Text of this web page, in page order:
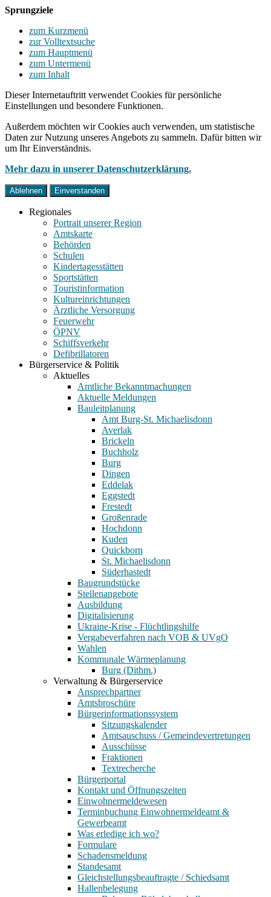
Sprungziele
zum Kurzmenü
zur Volltextsuche
zum Hauptmenü
zum Untermenü
zum Inhalt
Dieser Internetauftritt verwendet Cookies für persönliche
Einstellungen und besondere Funktionen.
Außerdem möchten wir Cookies auch verwenden, um statistische
Daten zur Nutzung unseres Angebots zu sammeln. Dafür bitten wir
um Ihr Einverständnis.
Mehr dazu in unserer Datenschutzerklärung.
Ablehnen Einverstanden
Regionales
Portrait unserer Region
Amtskarte
Behörden
Schulen
Kindertagesstätten
Sportstätten
Touristinformation
Kultureinrichtungen
Ärztliche Versorgung
Feuerwehr
ÖPNV
Schiffsverkehr
Defibrillatoren
Bürgerservice & Politik
Aktuelles
Amtliche Bekanntmachungen
Aktuelle Meldungen
Bauleitplanung
Amt Burg-St. Michaelisdonn
Averlak
Brickeln
Buchholz
Burg
Dingen
Eddelak
Eggstedt
Frestedt
Großenrade
Hochdonn
Kuden
Quickborn
St. Michaelisdonn
Süderhastedt
Baugrundstücke
Stellenangebote
Ausbildung
Digitalisierung
Ukraine-Krise - Flüchtlingshilfe
Vergabeverfahren nach VOB & UVgO
Wahlen
Kommunale Wärmeplanung
Burg (Dithm.)
Verwaltung & Bürgerservice
Ansprechpartner
Amtsbroschüre
Bürgerinformationssystem
Sitzungskalender
Amtsauschuss / Gemeindevertretungen
Ausschüsse
Fraktionen
Textrecherche
Bürgerportal
Kontakt und Öffnungszeiten
Einwohnermeldewesen
Terminbuchung Einwohnermeldeamt &
Gewerbeamt
Was erledige ich wo?
Formulare
Schadensmeldung
Standesamt
Gleichstellungsbeauftragte / Schiedsamt
Hallenbelegung